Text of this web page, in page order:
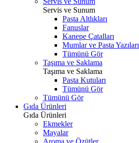
Servis ve Sunum
Pasta Altlıkları
Fanuslar
Kanepe Çatalları
Mumlar ve Pasta Yazıları
Tümünü Gör
Taşıma ve Saklama
Taşıma ve Saklama
Pasta Kutuları
Tümünü Gör
Tümünü Gör
Gıda Ürünleri
Gıda Ürünleri
Ekmekler
Mayalar
Aroma ve Özütler